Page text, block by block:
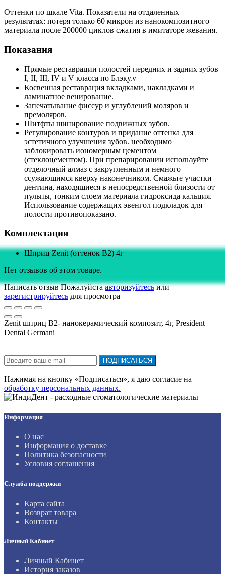
Оттенки по шкале Vita. Показатели на отдаленных
результатах: потеря только 60 микрон из нанокомпозитного
материала после 200000 циклов сжатия в имитаторе жевания.
Показания
Прямые реставрации полостей передних и задних зубов
I, II, III, IV и V класса по Блэку.v
Косвенная реставрация вкладками, накладками и
ламинатное венирование.
Запечатывание фиссур и углублений моляров и
премоляров.
Шитфты шинирование подвижных зубов.
Регулирование контуров и придание оттенка для
эстетичного улучшения зубов. необходимо
заблокировать иономерным цементом
(стеклоцементом). При препарировании используйте
отделочный алмаз с закругленным и немного
ссужающимся кверху наконечником. Смажьте участки
дентина, находящиеся в непосредственной близости от
пульпы, тонким слоем материала гидроксида кальция.
Использование содержащих эвенгол подкладок для
полости противопоказано.
Комплектация
Шприц Zenit (оттенок B2) 4г
Нет отзывов об этом товаре.
Написать отзывПожалуйстаавторизуйтесьили
зарегистрируйтесь для просмотра
Zenit шприц B2- нанокерамический композит, 4г, President
Dental Germani
ПОДПИСАТЬСЯ
Нажимая на кнопку «Подписаться», я даю cогласие на
обработку персональных данных.
Информация
О нас
Информация о доставке
Политика безопасности
Условия соглашения
Служба поддержки
Карта сайта
Возврат товара
Контакты
Личный Кабинет
Личный Кабинет
История заказов